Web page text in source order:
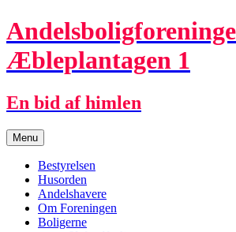
Hop
til
indhold
Æbleplantagen 1
En bid af himlen
Menu
Bestyrelsen
Husorden
Andelshavere
Om Foreningen
Boligerne